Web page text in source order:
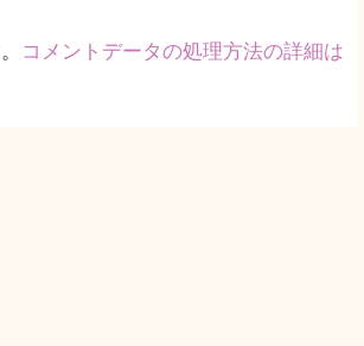
コメントデータの処理方法の詳細は